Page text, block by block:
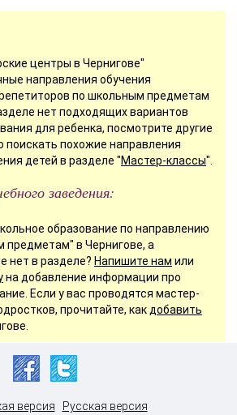
центры в Чернигове"
направления обучения
по школьным предметам
нет подходящих вариантов
для ребенка, посмотрите другие
поискать похожие направления
детей в разделе "Мастер-классы".
заведения:
образование по направлению
в Чернигове, а
нет в разделе? Напишите нам или
на добавление информации про
Если у вас проводятся мастер-
прочитайте, как добавить
версия Русская версия